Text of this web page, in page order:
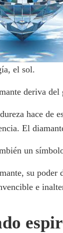
el sol.
deriva
hace de
El
un
su poder
e